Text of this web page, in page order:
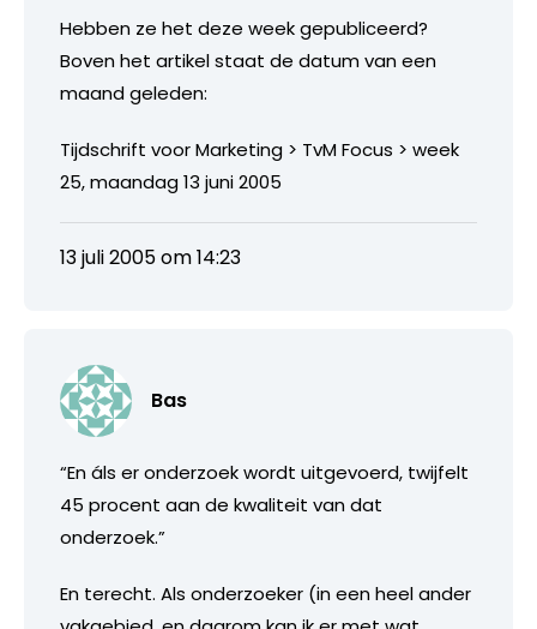
Hebben ze het deze week gepubliceerd?
Boven het artikel staat de datum van een
maand geleden:
Tijdschrift voor Marketing > TvM Focus > week
25, maandag 13 juni 2005
13 juli 2005 om 14:23
Bas
“En áls er onderzoek wordt uitgevoerd, twijfelt
45 procent aan de kwaliteit van dat
onderzoek.”
En terecht. Als onderzoeker (in een heel ander